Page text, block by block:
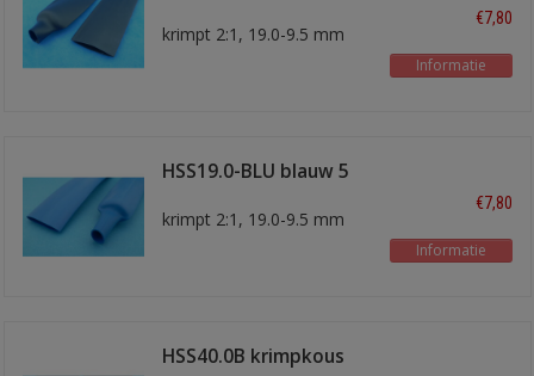
krimpt 2:1, 19.0-9.5 mm
€7,80
Informatie
HSS19.0-BLU blauw 5
krimpt 2:1, 19.0-9.5 mm
€7,80
Informatie
HSS40.0B krimpkous